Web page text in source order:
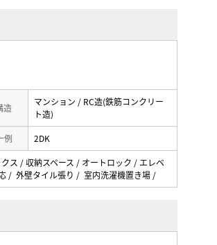
造
マンション / RC造(鉄筋コンクリー
ト造)
例 2DK
ス / 収納スペース / オートロック / エレベ
/ 外壁タイル張り / 室内洗濯機置き場 /